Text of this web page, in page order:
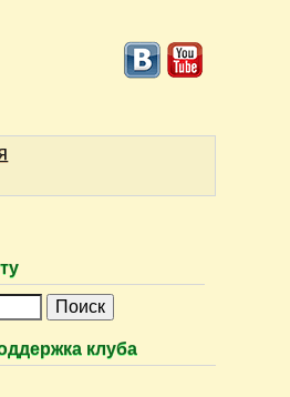
клуба